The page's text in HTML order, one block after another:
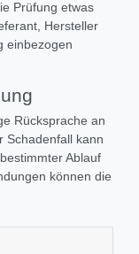
Prüfung etwas
Hersteller
einbezogen
Rücksprache an
Schadenfall kann
Ablauf
können die